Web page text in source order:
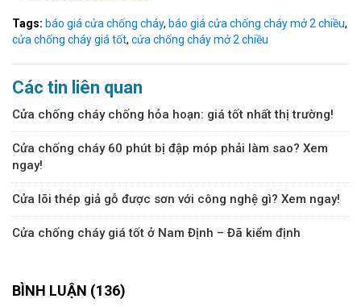
Tags: báo giá cửa chống cháy, báo giá cửa chống cháy mở 2 chiều,
cửa chống cháy giá tốt, cửa chống cháy mở 2 chiều
Các tin liên quan
Cửa chống cháy chống hỏa hoạn: giá tốt nhất thị trường!
Cửa chống cháy 60 phút bị đập móp phải làm sao? Xem
ngay!
Cửa lõi thép giả gỗ được sơn với công nghệ gì? Xem ngay!
Cửa chống cháy giá tốt ở Nam Định – Đã kiểm định
BÌNH LUẬN (136)